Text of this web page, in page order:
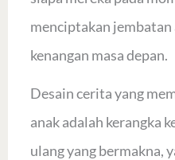
menciptakan jembatan
kenangan masa depan.
Desain cerita yang
anak adalah kerangka
ulang yang bermakna,